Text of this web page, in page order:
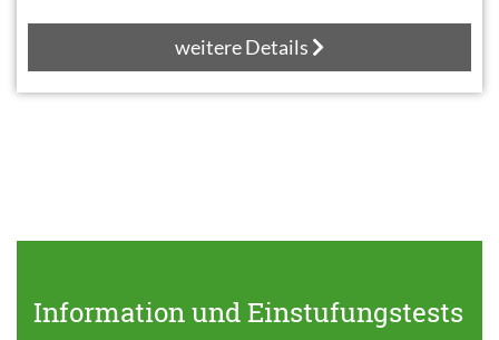
weitere Details
Information und Einstufungstests